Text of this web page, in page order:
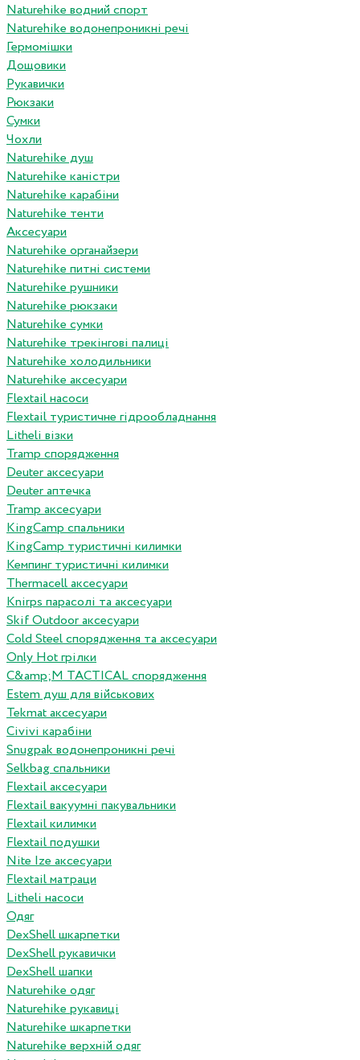
Naturehike водний спорт
Naturehike водонепроникні речі
Гермомішки
Дощовики
Рукавички
Рюкзаки
Сумки
Чохли
Naturehike душ
Naturehike каністри
Naturehike карабіни
Naturehike тенти
Аксесуари
Naturehike органайзери
Naturehike питні системи
Naturehike рушники
Naturehike рюкзаки
Naturehike сумки
Naturehike трекінгові палиці
Naturehike холодильники
Naturehike аксесуари
Flextail насоси
Flextail туристичне гідрообладнання
Litheli візки
Tramp спорядження
Deuter аксесуари
Deuter аптечка
Tramp аксесуари
KingCamp спальники
KingCamp туристичні килимки
Кемпинг туристичні килимки
Thermacell аксесуари
Knirps парасолі та аксесуари
Skif Outdoor аксесуари
Cold Steel спорядження та аксесуари
Only Hot грілки
C&amp;M TACTICAL спорядження
Estem душ для військових
Tekmat аксесуари
Сivivi карабіни
Snugpak водонепроникні речі
Selkbag спальники
Flextail аксесуари
Flextail вакуумні пакувальники
Flextail килимки
Flextail подушки
Nite Ize аксесуари
Flextail матраци
Litheli насоси
Одяг
DexShell шкарпетки
DexShell рукавички
DexShell шапки
Naturehike одяг
Naturehike рукавиці
Naturehike шкарпетки
Naturehike верхній одяг